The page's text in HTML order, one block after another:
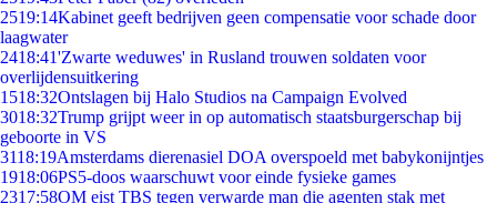
2519:14Kabinet geeft bedrijven geen compensatie voor schade door
laagwater
2418:41'Zwarte weduwes' in Rusland trouwen soldaten voor
overlijdensuitkering
1518:32Ontslagen bij Halo Studios na Campaign Evolved
3018:32Trump grijpt weer in op automatisch staatsburgerschap bij
geboorte in VS
3118:19Amsterdams dierenasiel DOA overspoeld met babykonijntjes
1918:06PS5-doos waarschuwt voor einde fysieke games
2317:58OM eist TBS tegen verwarde man die agenten stak met